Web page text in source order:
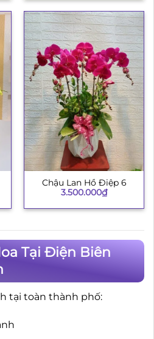
Chậu Lan Hồ Điệp 6
3.500.000₫
Tại Điện Biên
tại toàn thành phố: